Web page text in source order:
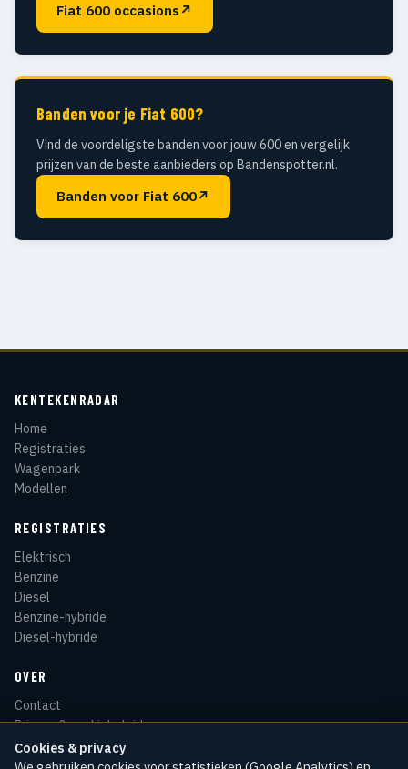
Cookies & privacy
Fiat 600 occasions ↗
Banden voor je Fiat 600?
Vind de voordeligste banden voor jouw 600 en vergelijk
prijzen van de beste aanbieders op Bandenspotter.nl.
Banden voor Fiat 600↗
KENTEKENRADAR
Home
Registraties
Wagenpark
Modellen
REGISTRATIES
Elektrisch
Benzine
Diesel
Benzine-hybride
Diesel-hybride
OVER
Contact
Privacy & cookiebeleid
Disclaimer
Sitemap